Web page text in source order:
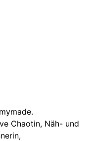
Chaotin, Näh- und